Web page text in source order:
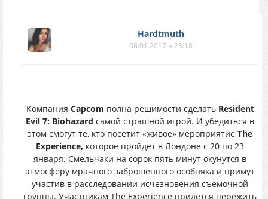
Hardtmuth
08.01.2017 в 23:18
Компания Capcom полна решимости сделать Resident
Evil 7: Biohazard самой страшной игрой. И убедиться в
этом смогут те, кто посетит «живое» мероприятие The
Experience, которое пройдет в Лондоне с 20 по 23
января. Смельчаки на сорок пять минут окунутся в
атмосферу мрачного заброшенного особняка и примут
участив в расследовании исчезновения съемочной
группы. Участникам The Experience придется пережить